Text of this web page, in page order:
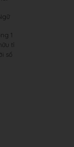
1
tỉ
số